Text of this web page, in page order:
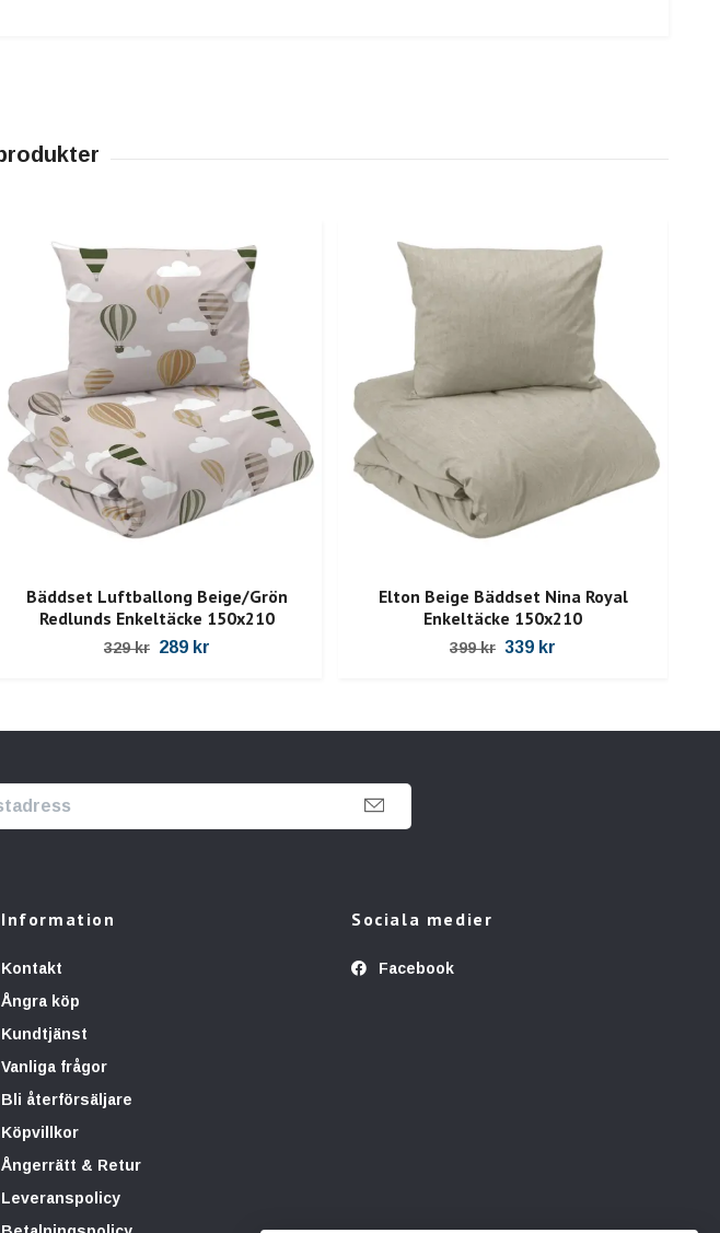
Bäddset Luftballong Beige/Grön
Redlunds Enkeltäcke 150x210
329 kr 289 kr
Elton Beige Bäddset Nina Royal
Enkeltäcke 150x210
399 kr 339 kr
Information
Kontakt
Ångra köp
Kundtjänst
Vanliga frågor
Bli återförsäljare
Köpvillkor
Ångerrätt & Retur
Leveranspolicy
Sociala medier
Facebook